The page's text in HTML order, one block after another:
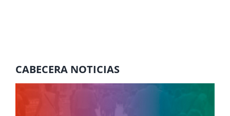
CABECERA NOTICIAS